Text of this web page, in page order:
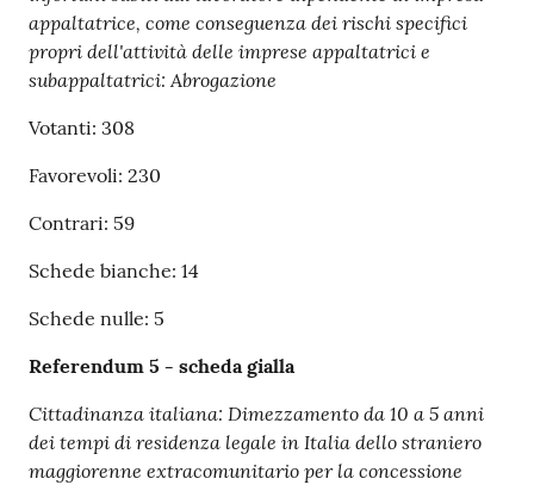
appaltatrice, come conseguenza dei rischi specifici
propri dell'attività delle imprese appaltatrici e
subappaltatrici: Abrogazione
Votanti: 308
Favorevoli: 230
Contrari: 59
Schede bianche: 14
Schede nulle: 5
Referendum 5 - scheda gialla
Cittadinanza italiana: Dimezzamento da 10 a 5 anni
dei tempi di residenza legale in Italia dello straniero
maggiorenne extracomunitario per la concessione